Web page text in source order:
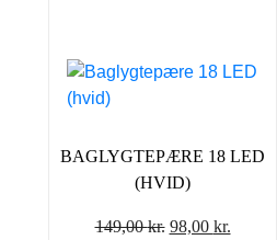
BAGLYGTEPÆRE 18 LED
(HVID)
149,00kr. Den
98,00 kr.